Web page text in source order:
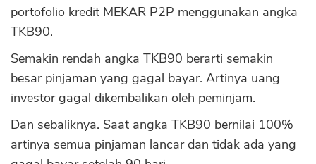
portofolio kredit MEKAR P2P menggunakan angka
TKB90.
Semakin rendah angka TKB90 berarti semakin
besar pinjaman yang gagal bayar. Artinya uang
investor gagal dikembalikan oleh peminjam.
Dan sebaliknya. Saat angka TKB90 bernilai 100%
artinya semua pinjaman lancar dan tidak ada yang